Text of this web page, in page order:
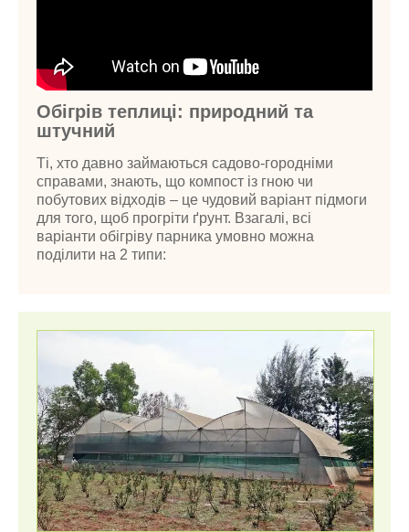
Обігрів теплиці: природний та
штучний
Ті, хто давно займаються садово-городніми
справами, знають, що компост із гною чи
побутових відходів – це чудовий варіант підмоги
для того, щоб прогріти ґрунт. Взагалі, всі
варіанти обігріву парника умовно можна
поділити на 2 типи: